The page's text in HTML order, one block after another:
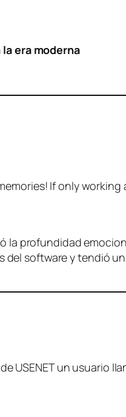
era moderna
If only working
la profundidad
del software y tendió
USENET un usuario